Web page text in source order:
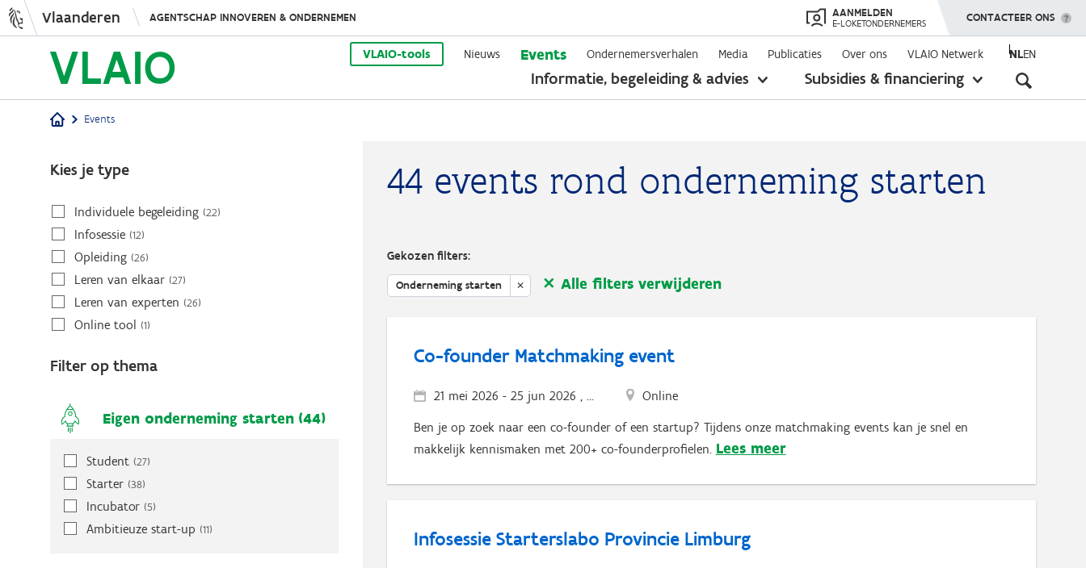
Overslaan
en
naar
de
Vlaanderen AGENTSCHAP INNOVEREN & ONDERNEMEN AANMELDEN
E-LOKETONDERNEMERS TOON MENU
CONTACTEER ONS
VLAIO-tools Nieuws Events Ondernemersverhalen Media Publicaties Over ons VLAIO Netwerk NLEN
Informatie, begeleiding & advies
toon
Subsidies & financiering
toon
Kruimelpad
Events
Kies je type
Individuele begeleiding (22)
Infosessie (12)
Opleiding (26)
Leren van elkaar (27)
Leren van experten (26)
Online tool (1)
Filter op thema
Eigen onderneming starten (44)
Student (27)
Starter (38)
Incubator (5)
Ambitieuze start-up (11)
44 events rond onderneming starten
Gekozen filters:
Onderneming starten Alle filters verwijderen
Co-founder Matchmaking event
21 mei 2026 - 25 jun 2026 , ... Online
Ben je op zoek naar een co-founder of een startup? Tijdens onze matchmaking events kan je snel en
makkelijk kennismaken met 200+ co-founderprofielen. Lees meer
Infosessie Starterslabo Provincie Limburg